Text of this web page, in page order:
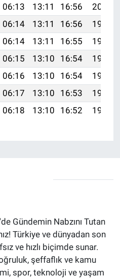
06:13 13:11 16:56
20:00
06:14 13:11 16:56
19:58
06:14 13:11 16:55
19:57
06:15 13:10 16:54
19:56
06:16 13:10 16:54
19:54
06:17 13:10 16:53
19:53
06:18 13:10 16:52 19:51
Gündemin Nabzını Tutan
Türkiye ve dünyadan son
ve hızlı biçimde sunar.
şeffaflık ve kamu
spor, teknoloji ve yaşam